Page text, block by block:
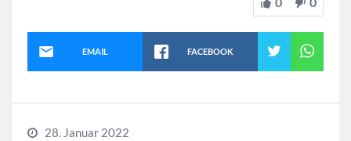
EMAIL FACEBOOK
28. Januar 2022